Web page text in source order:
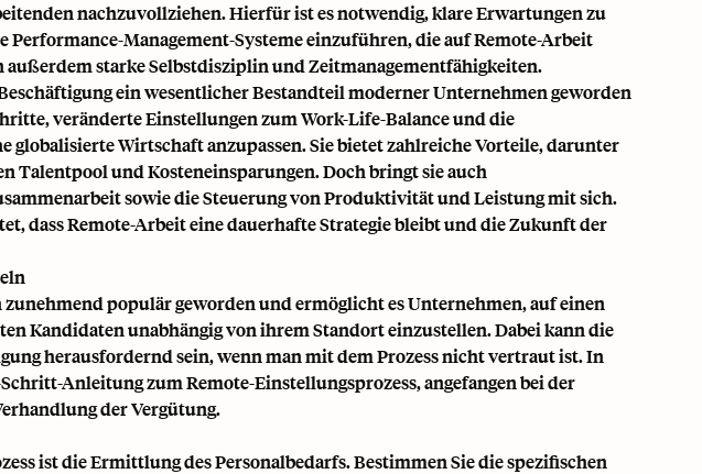
nachzuvollziehen. Hierfür ist es notwendig, klare Erwartungen zu
Performance-Management-Systeme einzuführen, die auf Remote-Arbeit
starke Selbstdisziplin und Zeitmanagementfähigkeiten.
ein wesentlicher Bestandteil moderner Unternehmen geworden
veränderte Einstellungen zum Work-Life-Balance und die
globalisierte Wirtschaft anzupassen. Sie bietet zahlreiche Vorteile, darunter
Talentpool und Kosteneinsparungen. Doch bringt sie auch
sowie die Steuerung von Produktivität und Leistung mit sich.
dass Remote-Arbeit eine dauerhafte Strategie bleibt und die Zukunft der
populär geworden und ermöglicht es Unternehmen, auf einen
Kandidaten unabhängig von ihrem Standort einzustellen. Dabei kann die
herausfordernd sein, wenn man mit dem Prozess nicht vertraut ist. In
Anleitung zum Remote-Einstellungsprozess, angefangen bei der
der Vergütung.
ist die Ermittlung des Personalbedarfs. Bestimmen Sie die spezifischen